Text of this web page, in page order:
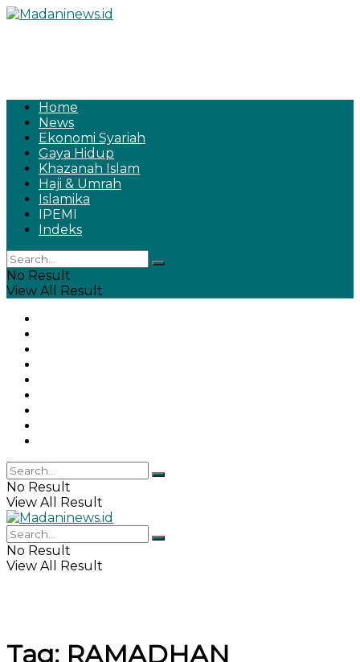
Home
News
Ekonomi Syariah
Gaya Hidup
Khazanah Islam
Haji & Umrah
Islamika
IPEMI
Indeks
No Result
View All Result
No Result
View All Result
No Result
View All Result
Tag: RAMADHAN